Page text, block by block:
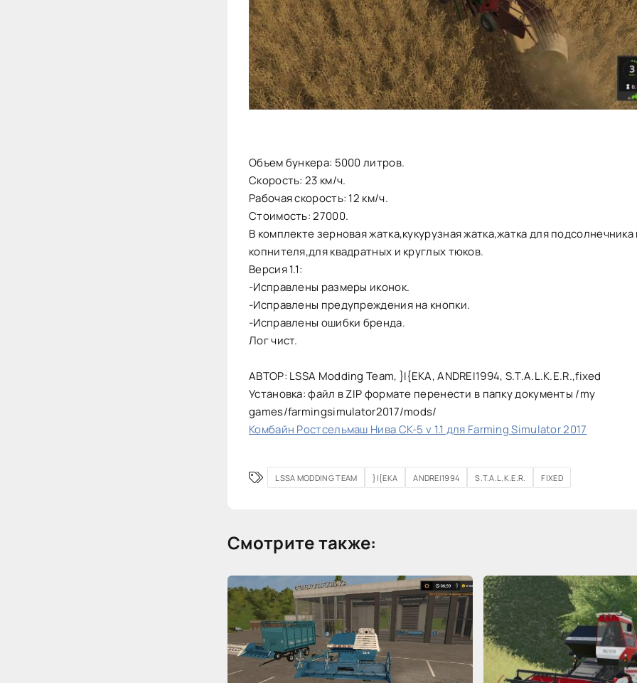
Объем бункера: 5000 литров.
Скорость: 23 км/ч.
Рабочая скорость: 12 км/ч.
Стоимость: 27000.
В комплекте зерновая жатка,кукурузная жатка,жатка для подсолнечника
копнителя,для квадратных и круглых тюков.
Версия 1.1:
-Исправлены размеры иконок.
-Исправлены предупреждения на кнопки.
-Исправлены ошибки бренда.
Лог чист.
АВТОР: LSSA Modding Team, }I{EKA, ANDREI1994, S.T.A.L.K.E.R.,fixed
Установка: файл в ZIP формате перенести в папку документы /my
games/farmingsimulator2017/mods/
Комбайн Ростсельмаш Нива СК-5 v 1.1 для Farming Simulator 2017
LSSA MODDING TEAM }I{EKA ANDREI1994 S.T.A.L.K.E.R. FIXED
Смотрите также: